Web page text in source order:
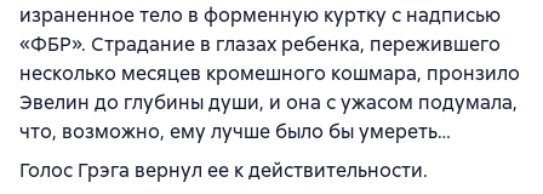
израненное тело в форменную куртку с надписью
«ФБР». Страдание в глазах ребенка, пережившего
несколько месяцев кромешного кошмара, пронзило
Эвелин до глубины души, и она с ужасом подумала,
что, возможно, ему лучше было бы умереть…
Голос Грэга вернул ее к действительности.